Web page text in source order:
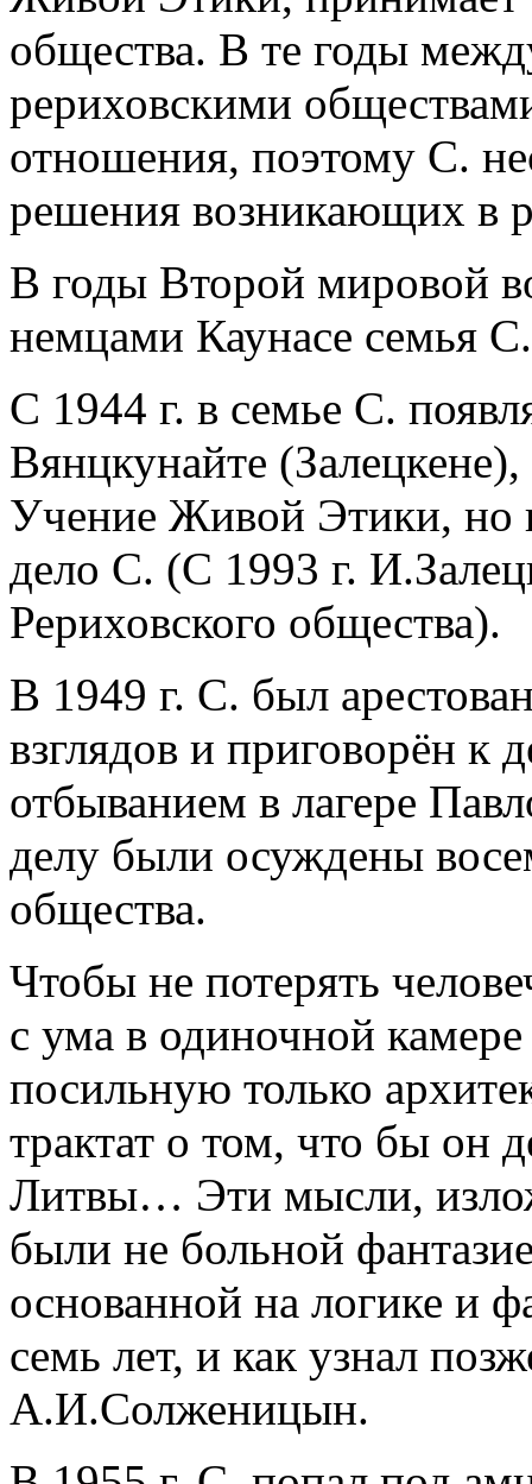
общества. В те годы
рериховскими
отношения, поэтому С.
решения возникающих в
В годы Второй мировой
немцами Каунасе семья
С 1944 г. в семье С.
Вянцкунайте
Учение Живой Этики, но
дело С. (С 1993 г.
Рериховского общества).
В 1949 г. С. был
взглядов и приговорён к
отбыванием в лагере
делу были осуждены
общества.
Чтобы не потерять
с ума в одиночной
посильную только
трактат о том, что бы он
Литвы… Эти мысли,
были не больной
основанной на логике и
семь лет, и как узнал
А.И.Солженицын.